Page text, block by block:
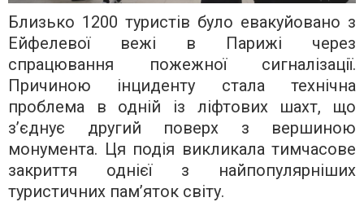
Близько 1200 туристів було евакуйовано з
Ейфелевої вежі в Парижі через
спрацювання пожежної сигналізації.
Причиною інциденту стала технічна
проблема в одній із ліфтових шахт, що
з’єднує другий поверх з вершиною
монумента. Ця подія викликала тимчасове
закриття однієї з найпопулярніших
туристичних пам’яток світу.